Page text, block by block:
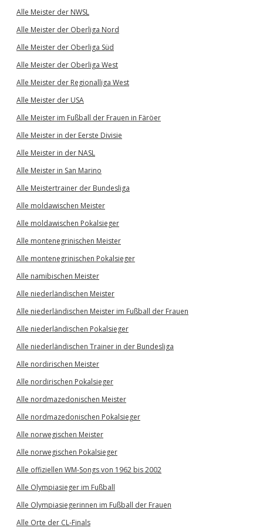
Alle Meister der NWSL
Alle Meister der Oberliga Nord
Alle Meister der Oberliga Süd
Alle Meister der Oberliga West
Alle Meister der Regionalliga West
Alle Meister der USA
Alle Meister im Fußball der Frauen in Färöer
Alle Meister in der Eerste Divisie
Alle Meister in der NASL
Alle Meister in San Marino
Alle Meistertrainer der Bundesliga
Alle moldawischen Meister
Alle moldawischen Pokalsieger
Alle montenegrinischen Meister
Alle montenegrinischen Pokalsieger
Alle namibischen Meister
Alle niederländischen Meister
Alle niederländischen Meister im Fußball der Frauen
Alle niederländischen Pokalsieger
Alle niederländischen Trainer in der Bundesliga
Alle nordirischen Meister
Alle nordirischen Pokalsieger
Alle nordmazedonischen Meister
Alle nordmazedonischen Pokalsieger
Alle norwegischen Meister
Alle norwegischen Pokalsieger
Alle offiziellen WM-Songs von 1962 bis 2002
Alle Olympiasieger im Fußball
Alle Olympiasiegerinnen im Fußball der Frauen
Alle Orte der CL-Finals